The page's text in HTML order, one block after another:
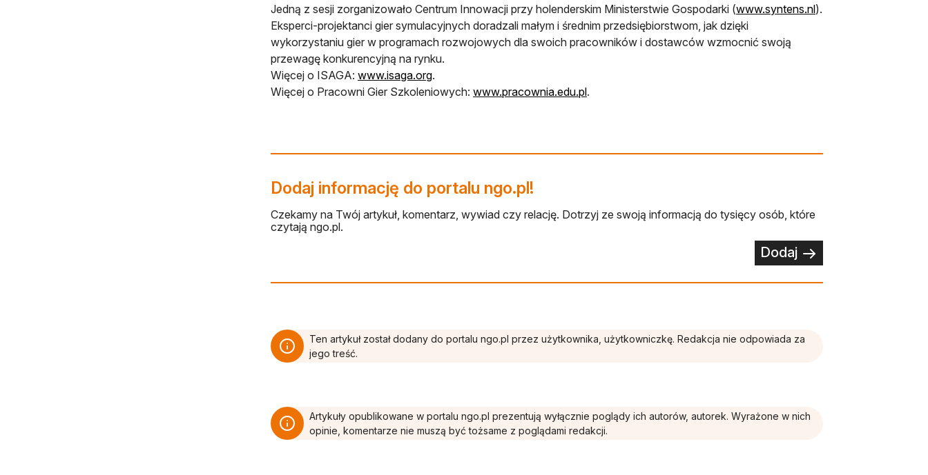
Jedną z sesji zorganizowało Centrum Innowacji przy holenderskim Ministerstwie Gospodarki (www.syntens.nl).
Eksperci-projektanci gier symulacyjnych doradzali małym i średnim przedsiębiorstwom, jak dzięki
wykorzystaniu gier w programach rozwojowych dla swoich pracowników i dostawców wzmocnić swoją
przewagę konkurencyjną na rynku.
Więcej o ISAGA: www.isaga.org.
Więcej o Pracowni Gier Szkoleniowych: www.pracownia.edu.pl.
Dodaj informację do portalu ngo.pl!
Czekamy na Twój artykuł, komentarz, wywiad czy relację. Dotrzyj ze swoją informacją do tysięcy osób, które
czytają ngo.pl.
Dodaj
Ten artykuł został dodany do portalu ngo.pl przez użytkownika, użytkowniczkę. Redakcja nie odpowiada za
jego treść.
Artykuły opublikowane w portalu ngo.pl prezentują wyłącznie poglądy ich autorów, autorek. Wyrażone w nich
opinie, komentarze nie muszą być tożsame z poglądami redakcji.